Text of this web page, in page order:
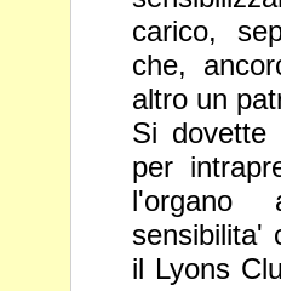
carico,
che,
altro un
Si dovette
per
l'organo
sensibilita'
il Lyons